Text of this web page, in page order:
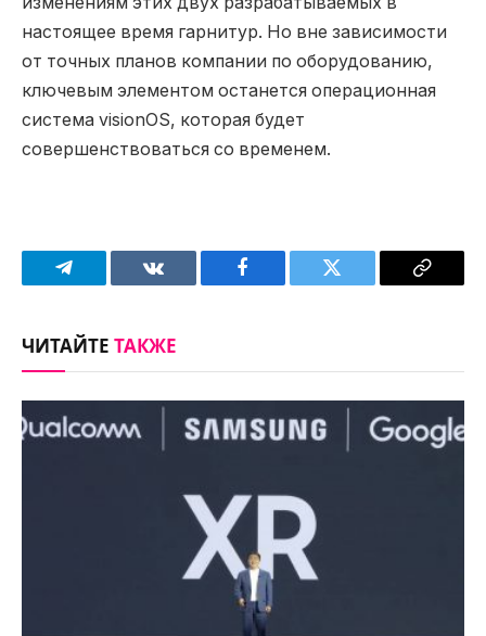
настоящее время гарнитур. Но вне зависимости
от точных планов компании по оборудованию,
ключевым элементом останется операционная
система visionOS, которая будет
совершенствоваться со временем.
Telegram VKontakteFacebook Twitter
Copy
ЧИТАЙТЕТАКЖЕ